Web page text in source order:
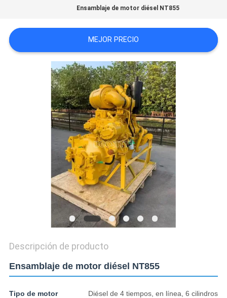
PRIVACY
Ensamblaje de motor diésel NT855
MEJOR PRECIO
Descripción de producto
Ensamblaje de motor diésel NT855
Tipo de motor Diésel de 4 tiempos, en línea, 6 cilindros